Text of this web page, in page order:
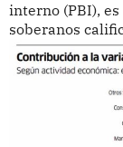
interno (PBI),
soberanos